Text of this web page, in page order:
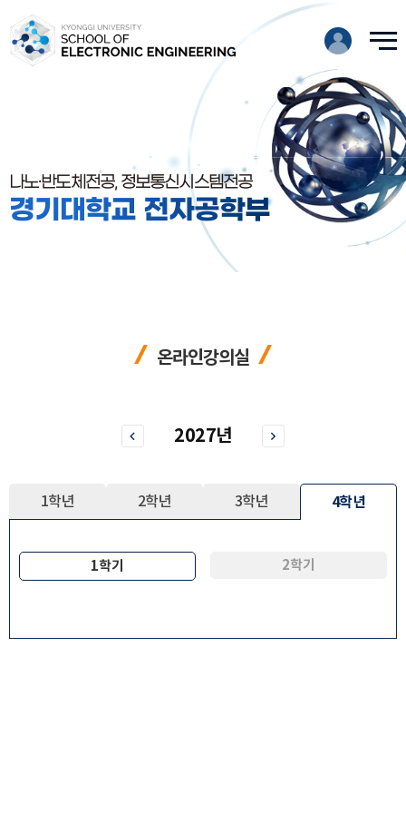
나노·반도체전공, 정보통신시스템전공
경기대학교 전자공학부
온라인강의실
2027년
1학년 2학년 3학년 4학년
1학기 2학기